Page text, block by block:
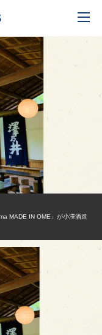
MADE IN OME」が小澤酒造